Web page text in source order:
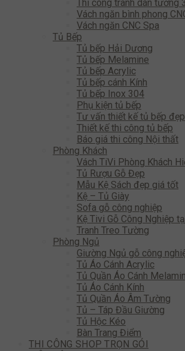
Thi công tranh dán tường
Vách ngăn bình phong
Vách ngăn CNC Spa
Tủ Bếp
Tủ bếp Hải Dương
Tủ bếp Melamine
Tủ bếp Acrylic
Tủ bếp cánh Kính
Tủ bếp Inox 304
Phụ kiện tủ bếp
Tư vấn thiết kế tủ bếp đẹp
Thiết kế thi công tủ bếp
Báo giá thi công Nội thất
Phòng Khách
Vách TiVi Phòng Khách
Tủ Rượu Gỗ Đẹp
Mẫu Kệ Sách đẹp giá tốt
Kệ – Tủ Giày
Sofa gỗ công nghiệp
Kệ Tivi Gỗ Công Nghiệp
Tranh Treo Tường
Phòng Ngủ
Giường Ngủ gỗ công
Tủ Áo Cánh Acrylic
Tủ Quần Áo Cánh
Tủ Áo Cánh Kính
Tủ Quần Áo Âm Tường
Tủ – Táp Đầu Giường
Tủ Hộc Kéo
Bàn Trang Điểm
THI CÔNG SHOP TRỌN GÓI